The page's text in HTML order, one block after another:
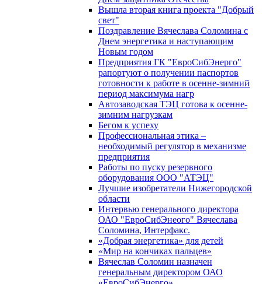
Вышла вторая книга проекта "Добрый
свет"
Поздравление Вячеслава Соломина с
Днем энергетика и наступающим
Новым годом
Предприятия ГК "ЕвроСибЭнерго"
рапортуют о получении паспортов
готовности к работе в осенне-зимний
период максимума нагр
Автозаводская ТЭЦ готова к осенне-
зимним нагрузкам
Бегом к успеху
Профессиональная этика –
необходимый регулятор в механизме
предприятия
Работы по пуску резервного
оборудования ООО "АТЭЦ"
Лучшие изобретатели Нижегородской
области
Интервью генерального директора
ОАО "ЕвроСибЭнеого" Вячеслава
Соломина, Интерфакс.
«Добрая энергетика» для детей
«Мир на кончиках пальцев»
Вячеслав Соломин назначен
генеральным директором ОАО